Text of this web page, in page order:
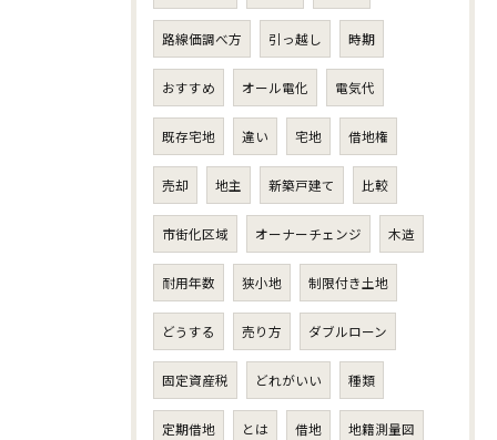
路線価調べ方 引っ越し 時期
おすすめ オール電化 電気代
既存宅地 違い 宅地 借地権
売却 地主 新築戸建て 比較
市街化区域 オーナーチェンジ 木造
耐用年数 狭小地 制限付き土地
どうする 売り方 ダブルローン
固定資産税 どれがいい 種類
定期借地 とは 借地 地籍測量図